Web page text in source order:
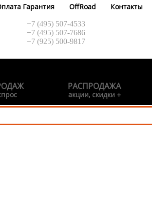
Гарантия OffRoad Контакты
+7 (495) 507-4533
+7 (495) 507-7686
+7 (925) 500-9817
РАСПРОДАЖА
акции, скидки +